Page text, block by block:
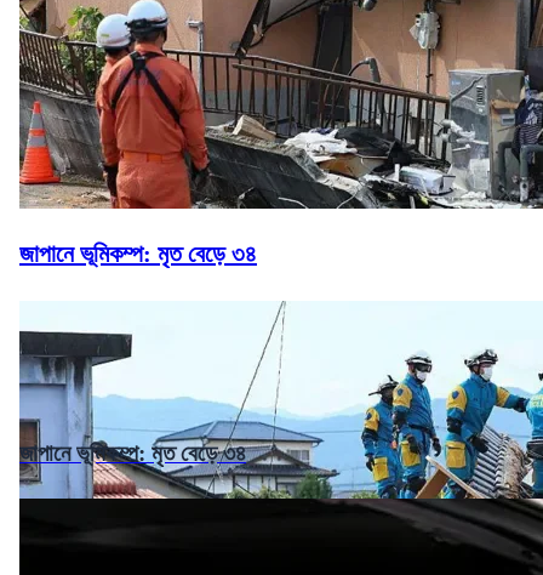
জাপানে ভূমিকম্প: মৃত বেড়ে ৩৪
জাপানে ভূমিকম্প: মৃত বেড়ে ৩৪